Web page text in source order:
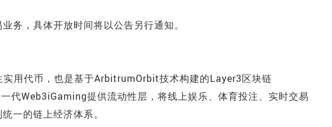
务，具体开放时间将以公告另行通知。
用代币，也是基于ArbitrumOrbit技术构建的Layer3区块链
代Web3iGaming提供流动性层，将线上娱乐、体育投注、实时交易
一的链上经济体系。